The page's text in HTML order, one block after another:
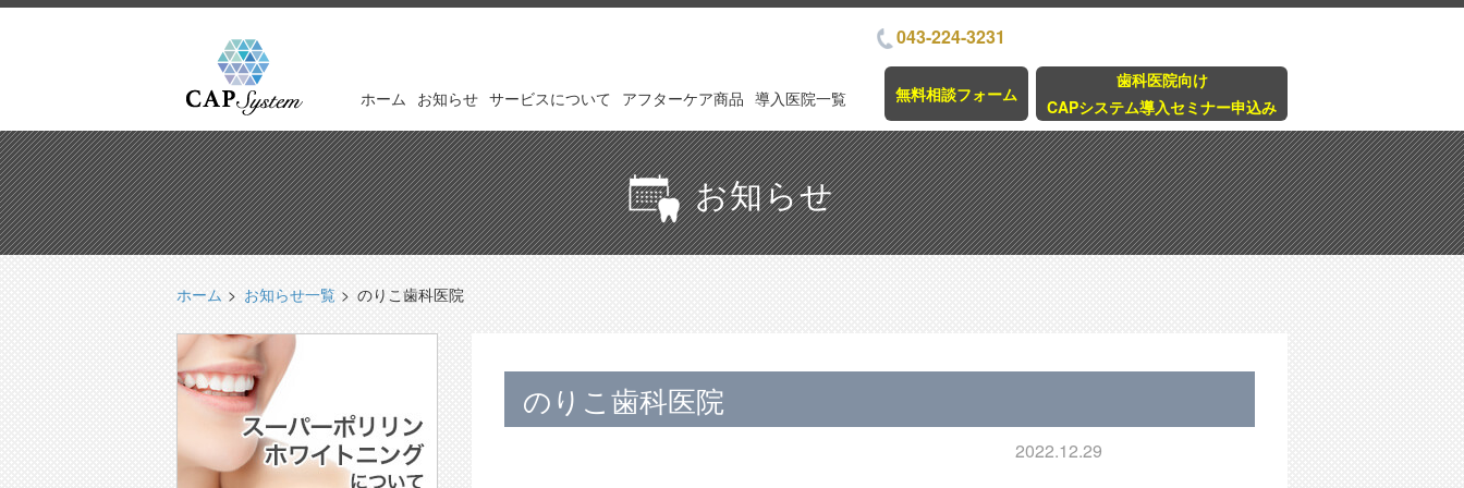
ホーム お知らせ サービスについて アフターケア商品 導入医院一覧
043-224-3231
無料相談フォーム
歯科医院向け
CAPシステム導入セミナー申込み
お知らせ
ホーム お知らせ一覧 のりこ歯科医院
のりこ歯科医院
2022.12.29